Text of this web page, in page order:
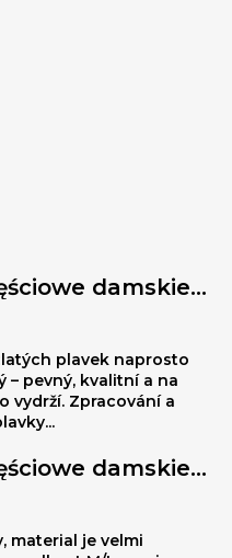
Złote dwuczęściowe damskie stroje kąpielowe brazylijki Sparkle*Me – bikini wiązane, marszczone brazylijki
na 5 gwiazdek.
plavek naprosto
– pevný, kvalitní a na
vydrží. Zpracování a
Złote dwuczęściowe damskie stroje kąpielowe brazylijki Sparkle*Me – bikini wiązane, marszczone brazylijki
na 5 gwiazdek.
material je velmi